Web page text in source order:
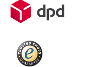
Weitere Informationen über